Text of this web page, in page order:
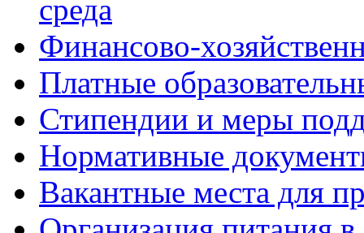
среда
Финансово-
Платные
Стипендии и меры
Нормативные
Вакантные места для